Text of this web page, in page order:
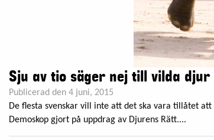
Sju av tio säger nej till vilda
Publicerad den 4 juni, 2015
De flesta svenskar vill inte att det ska vara tillåtet
Demoskop gjort på uppdrag av Djurens Rätt....